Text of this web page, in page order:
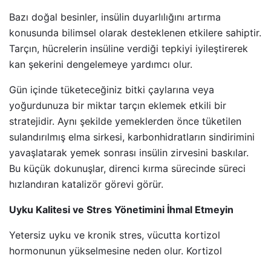
Bazı doğal besinler, insülin duyarlılığını artırma
konusunda bilimsel olarak desteklenen etkilere sahiptir.
Tarçın, hücrelerin insüline verdiği tepkiyi iyileştirerek
kan şekerini dengelemeye yardımcı olur.
Gün içinde tüketeceğiniz bitki çaylarına veya
yoğurdunuza bir miktar tarçın eklemek etkili bir
stratejidir. Aynı şekilde yemeklerden önce tüketilen
sulandırılmış elma sirkesi, karbonhidratların sindirimini
yavaşlatarak yemek sonrası insülin zirvesini baskılar.
Bu küçük dokunuşlar, direnci kırma sürecinde süreci
hızlandıran katalizör görevi görür.
Uyku Kalitesi ve Stres Yönetimini İhmal Etmeyin
Yetersiz uyku ve kronik stres, vücutta kortizol
hormonunun yükselmesine neden olur. Kortizol